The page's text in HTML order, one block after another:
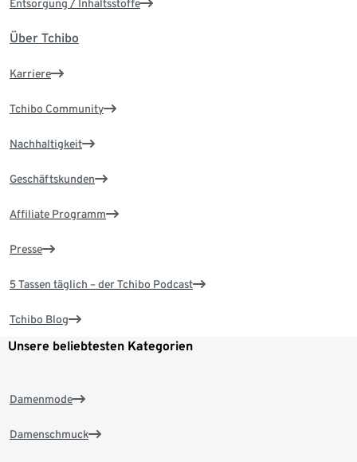
Entsorgung / Inhaltsstoffe
Über Tchibo
Karriere
Tchibo Community
Nachhaltigkeit
Geschäftskunden
Affiliate Programm
Presse
5 Tassen täglich – der Tchibo Podcast
Tchibo Blog
Unsere beliebtesten Kategorien
Damenmode
Damenschmuck